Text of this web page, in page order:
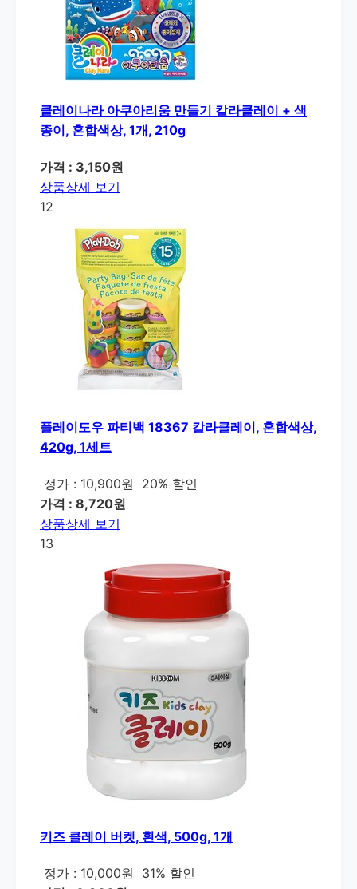
클레이나라 아쿠아리움 만들기 칼라클레이 + 색
종이, 혼합색상, 1개, 210g
가격 : 3,150원
상품상세 보기
12
플레이도우 파티백 18367 칼라클레이, 혼합색상,
420g, 1세트
정가 : 10,900원
20% 할인
가격 : 8,720원
상품상세 보기
13
키즈 클레이 버켓, 흰색, 500g, 1개
정가 : 10,000원
31% 할인